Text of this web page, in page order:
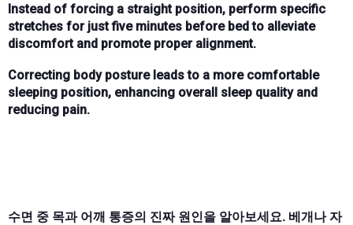
Instead of forcing a straight position, perform specific
stretches for just five minutes before bed to alleviate
discomfort and promote proper alignment.
Correcting body posture leads to a more comfortable
sleeping position, enhancing overall sleep quality and
reducing pain.
수면 중 목과 어깨 통증의 진짜 원인을 알아보세요. 베개나 자